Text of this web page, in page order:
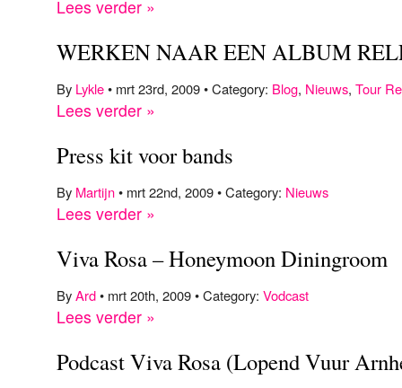
Lees verder »
WERKEN NAAR EEN ALBUM
By Lykle• mrt 23rd, 2009 • Category: Blog, Nieuws, Tour
Lees verder »
Press kit voor bands
By Martijn• mrt 22nd, 2009 • Category: Nieuws
Lees verder »
Viva Rosa – Honeymoon Diningroom
ByArd• mrt 20th, 2009 • Category: Vodcast
Lees verder »
Podcast Viva Rosa (Lopend Vuur